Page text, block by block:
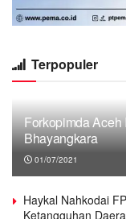
Terpopuler
Forkopimda
Bhayangkara
01/07/2021
Haykal Nahkodai
Ketangguhan